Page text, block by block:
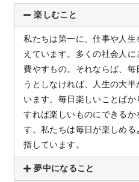
楽しむこと
私たちは第一に、仕事や人
えています。多くの社会人
費やすもの。それならば、
うとしなければ、人生の大
います。毎日楽しいことばか
すれば楽しいものにできる
す。私たちは毎日が楽しめる
指しています。
夢中になること